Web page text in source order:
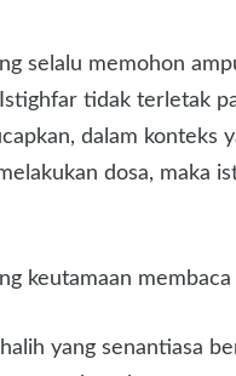
selalu memohon
tidak terletak
dalam konteks
dosa,
keutamaan
yang senantiasa